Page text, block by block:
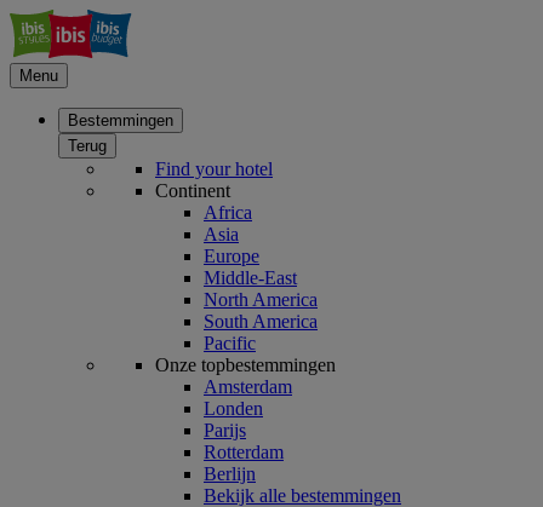
Menu
Bestemmingen
Terug
Find your hotel
Continent
Africa
Asia
Europe
Middle-East
North America
South America
Pacific
Onze topbestemmingen
Amsterdam
Londen
Parijs
Rotterdam
Berlijn
Bekijk alle bestemmingen